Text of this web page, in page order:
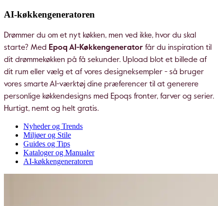
AI-køkkengeneratoren
Drømmer du om et nyt køkken, men ved ikke, hvor du skal
starte? Med Epoq AI-Køkkengeneratorfår du inspiration til
dit drømmekøkken på få sekunder. Upload blot et billede af
dit rum eller vælg et af vores designeksempler - så bruger
vores smarte AI-værktøj dine præferencer til at generere
personlige køkkendesigns med Epoqs fronter, farver og serier.
Hurtigt, nemt og helt gratis.
Nyheder og Trends
Miljøer og Stile
Guides og Tips
Kataloger og Manualer
AI-køkkengeneratoren